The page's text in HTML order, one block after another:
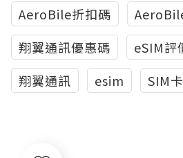
AeroBile折扣碼
翔翼通訊優惠碼
eSIM評
翔翼通訊
esim SIM卡